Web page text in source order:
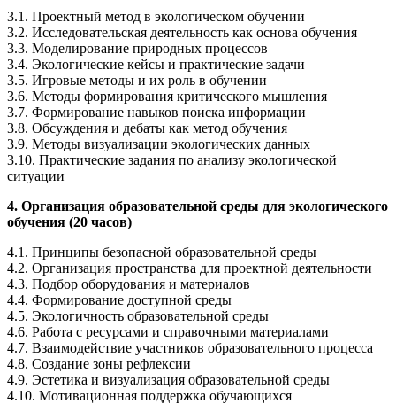
3.1. Проектный метод в экологическом обучении
3.2. Исследовательская деятельность как основа обучения
3.3. Моделирование природных процессов
3.4. Экологические кейсы и практические задачи
3.5. Игровые методы и их роль в обучении
3.6. Методы формирования критического мышления
3.7. Формирование навыков поиска информации
3.8. Обсуждения и дебаты как метод обучения
3.9. Методы визуализации экологических данных
3.10. Практические задания по анализу экологической
ситуации
4. Организация образовательной среды для экологического
обучения (20 часов)
4.1. Принципы безопасной образовательной среды
4.2. Организация пространства для проектной деятельности
4.3. Подбор оборудования и материалов
4.4. Формирование доступной среды
4.5. Экологичность образовательной среды
4.6. Работа с ресурсами и справочными материалами
4.7. Взаимодействие участников образовательного процесса
4.8. Создание зоны рефлексии
4.9. Эстетика и визуализация образовательной среды
4.10. Мотивационная поддержка обучающихся